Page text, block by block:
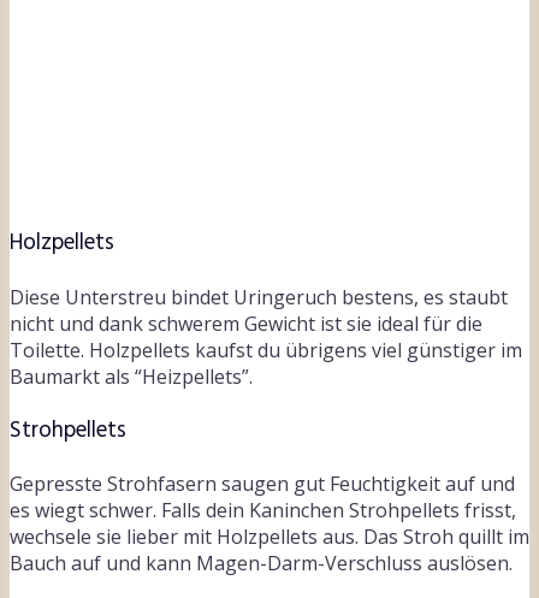
Holzpellets
Diese Unterstreu bindet Uringeruch bestens, es staubt
nicht und dank schwerem Gewicht ist sie ideal für die
Toilette. Holzpellets kaufst du übrigens viel günstiger im
Baumarkt als “Heizpellets”.
Strohpellets
Gepresste Strohfasern saugen gut Feuchtigkeit auf und
es wiegt schwer. Falls dein Kaninchen Strohpellets frisst,
wechsele sie lieber mit Holzpellets aus. Das Stroh quillt im
Bauch auf und kann Magen-Darm-Verschluss auslösen.